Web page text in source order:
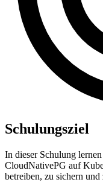
Schulungsziel
In dieser Schulung
CloudNativePG auf
betreiben, zu sichern und